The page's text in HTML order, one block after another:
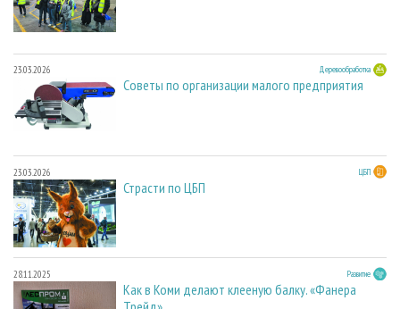
23.03.2026 Деревообработка
Советы по организации малого предприятия
23.03.2026 ЦБП
Страсти по ЦБП
28.11.2025 Развитие
Как в Коми делают клееную балку. «Фанера